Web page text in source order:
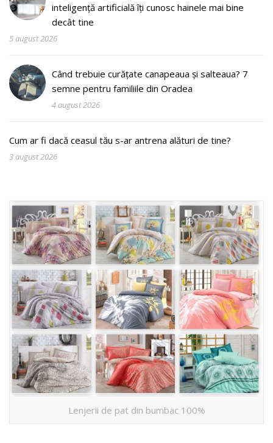
inteligență artificială îți cunosc hainele mai bine
decât tine
5 august 2026
Când trebuie curățate canapeaua și salteaua? 7
semne pentru familiile din Oradea
4 august 2026
Cum ar fi dacă ceasul tău s-ar antrena alături de tine?
3 august 2026
Lenjerii de pat din bumbac 100%